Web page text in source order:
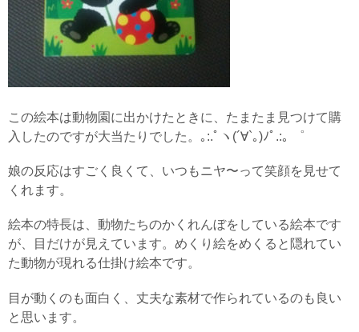
この絵本は動物園に出かけたときに、たまたま見つけて購
入したのですが大当たりでした。｡:.ﾟヽ(´∀`｡)ﾉﾟ.:｡ ゜
娘の反応はすごく良くて、いつもニヤ〜って笑顔を見せて
くれます。
絵本の特長は、動物たちのかくれんぼをしている絵本です
が、目だけが見えています。めくり絵をめくると隠れてい
た動物が現れる仕掛け絵本です。
目が動くのも面白く、丈夫な素材で作られているのも良い
と思います。